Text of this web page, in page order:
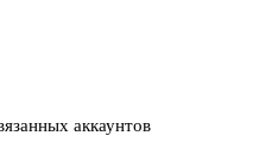
аккаунтов